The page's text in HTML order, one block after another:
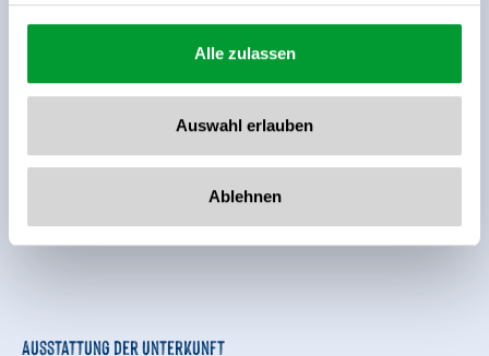
Alle zulassen
Auswahl erlauben
Ablehnen
Ausstattung der Unterkunft